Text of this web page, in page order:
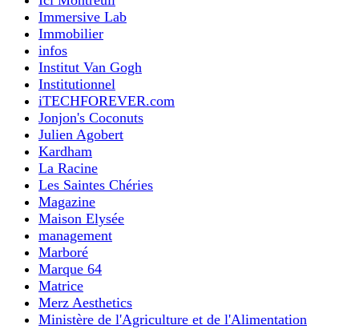
Immersive Lab
Immobilier
infos
Institut Van Gogh
Institutionnel
iTECHFOREVER.com
Jonjon's Coconuts
Julien Agobert
Kardham
La Racine
Les Saintes Chéries
Magazine
Maison Elysée
management
Marboré
Marque 64
Matrice
Merz Aesthetics
Ministère de l'Agriculture et de l'Alimentation